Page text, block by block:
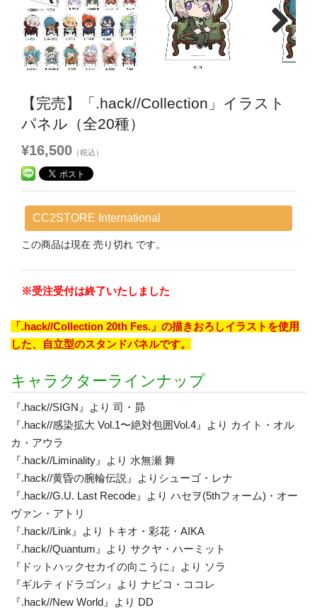
Next
【完売】「.hack//Collection」イラスト
パネル（全20種）
¥16,500 （税込）
CC2STORE International
この商品は現在 売り切れ です。
※受注受付は終了いたしました
「.hack//Collection 20th Fes.」の描きおろしイラストを使用
した、自立型のスタンドパネルです。
キャラクターラインナップ
『.hack//SIGN』より 司・昴
『.hack//感染拡大 Vol.1〜絶対包囲Vol.4』より カイト・オル
カ・アウラ
『.hack//Liminality』より 水無瀬 舞
『.hack//黄昏の腕輪伝説』よりシューゴ・レナ
『.hack//G.U. Last Recode』より ハセヲ(5thフォーム)・オー
ヴァン・アトリ
『.hack//Link』より トキオ・彩花・AIKA
『.hack//Quantum』より サクヤ・ハーミット
『ドットハックセカイの向こうに』より ソラ
『ギルティドラゴン』より ナビコ・ココレ
『.hack//New World』より DD